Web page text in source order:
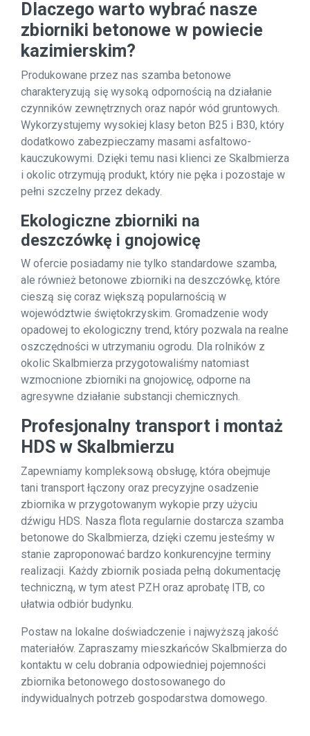
Dlaczego warto wybrać nasze
zbiorniki betonowe w powiecie
kazimierskim?
Produkowane przez nas szamba betonowe
charakteryzują się wysoką odpornością na działanie
czynników zewnętrznych oraz napór wód gruntowych.
Wykorzystujemy wysokiej klasy beton B25 i B30, który
dodatkowo zabezpieczamy masami asfaltowo-
kauczukowymi. Dzięki temu nasi klienci ze Skalbmierza
i okolic otrzymują produkt, który nie pęka i pozostaje w
pełni szczelny przez dekady.
Ekologiczne zbiorniki na
deszczówkę i gnojowicę
W ofercie posiadamy nie tylko standardowe szamba,
ale również betonowe zbiorniki na deszczówkę, które
cieszą się coraz większą popularnością w
województwie świętokrzyskim. Gromadzenie wody
opadowej to ekologiczny trend, który pozwala na realne
oszczędności w utrzymaniu ogrodu. Dla rolników z
okolic Skalbmierza przygotowaliśmy natomiast
wzmocnione zbiorniki na gnojowicę, odporne na
agresywne działanie substancji chemicznych.
Profesjonalny transport i montaż
HDS w Skalbmierzu
Zapewniamy kompleksową obsługę, która obejmuje
tani transport łączony oraz precyzyjne osadzenie
zbiornika w przygotowanym wykopie przy użyciu
dźwigu HDS. Nasza flota regularnie dostarcza szamba
betonowe do Skalbmierza, dzięki czemu jesteśmy w
stanie zaproponować bardzo konkurencyjne terminy
realizacji. Każdy zbiornik posiada pełną dokumentację
techniczną, w tym atest PZH oraz aprobatę ITB, co
ułatwia odbiór budynku.
Postaw na lokalne doświadczenie i najwyższą jakość
materiałów. Zapraszamy mieszkańców Skalbmierza do
kontaktu w celu dobrania odpowiedniej pojemności
zbiornika betonowego dostosowanego do
indywidualnych potrzeb gospodarstwa domowego.